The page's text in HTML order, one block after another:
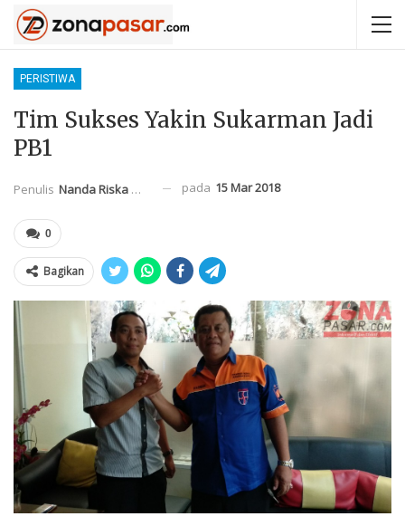
PERISTIWA
Tim Sukses Yakin Sukarman Jadi
PB1
Penulis Nanda Riska Mahendra pada 15 Mar 2018
0
Bagikan